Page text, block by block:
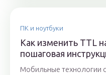
ПК и ноутбуки
Как изменить TTL
пошаговая
Мобильные технологии